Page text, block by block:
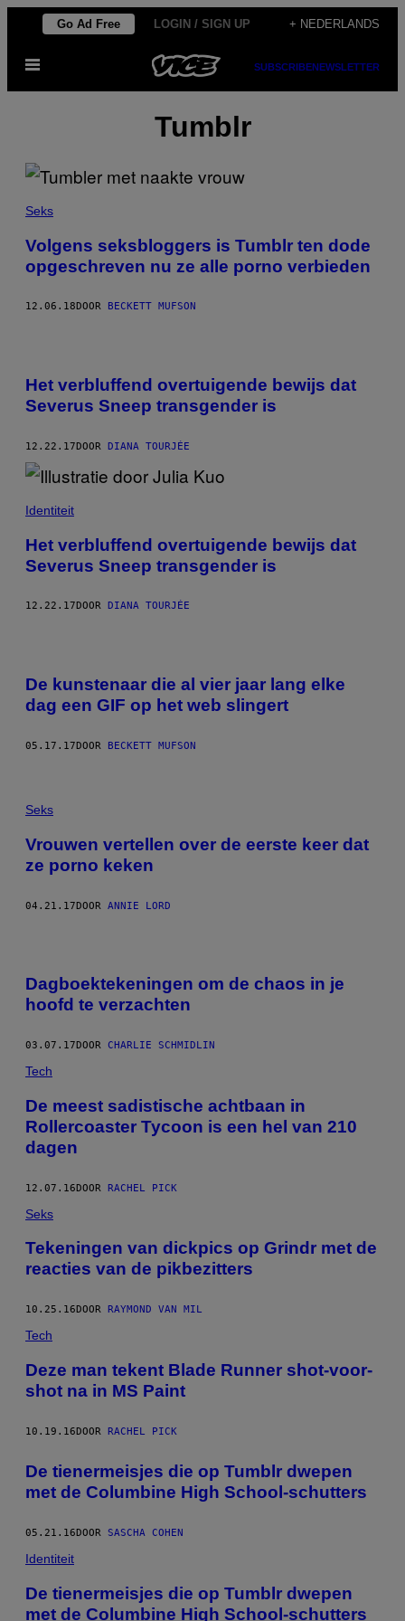
de
Go Ad Free LOGIN / SIGN UP + NEDERLANDS
Open
SUBSCRIBENEWSLETTER
Tumblr
Seks
Volgens seksbloggers is Tumblr ten dode
opgeschreven nu ze alle porno verbieden
12.06.18 DOOR BECKETT MUFSON
Het verbluffend overtuigende bewijs dat
Severus Sneep transgender is
12.22.17DOOR DIANA TOURJÉE
Identiteit
Het verbluffend overtuigende bewijs dat
Severus Sneep transgender is
12.22.17 DOOR DIANA TOURJÉE
De kunstenaar die al vier jaar lang elke
dag een GIF op het web slingert
05.17.17DOOR BECKETT MUFSON
Seks
Vrouwen vertellen over de eerste keer dat
ze porno keken
04.21.17DOOR ANNIE LORD
Dagboektekeningen om de chaos in je
hoofd te verzachten
03.07.17 DOOR CHARLIE SCHMIDLIN
Tech
De meest sadistische achtbaan in
Rollercoaster Tycoon is een hel van 210
dagen
12.07.16DOOR RACHEL PICK
Seks
Tekeningen van dickpics op Grindr met de
reacties van de pikbezitters
10.25.16 DOOR RAYMOND VAN MIL
Tech
Deze man tekent Blade Runner shot-voor-
shot na in MS Paint
10.19.16DOOR RACHEL PICK
De tienermeisjes die op Tumblr dwepen
met de Columbine High School-schutters
05.21.16 DOOR SASCHA COHEN
Identiteit
De tienermeisjes die op Tumblr dwepen
met de Columbine High School-schutters